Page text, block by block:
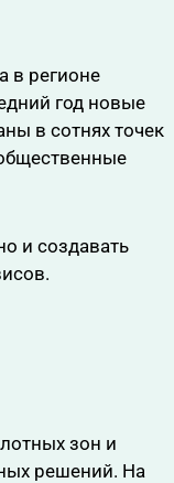
в регионе
год новые
в сотнях точек
и создавать
зон и
решений. На